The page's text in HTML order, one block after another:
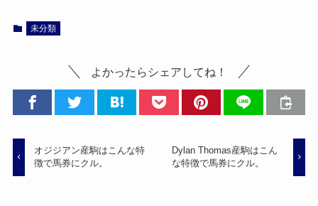
未分類
よかったらシェアしてね！
オジジアン産駒はこんな特
徴で馬券にクル。
Dylan Thomas産駒はこん
な特徴で馬券にクル。